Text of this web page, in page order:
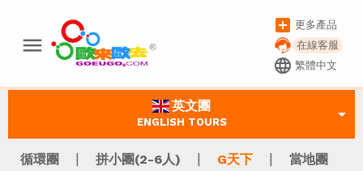
menu
add_box 更多產品
在線客服
language 繁體中文
英文團
ENGLISH TOURS arrow_drop_down
循環團 | 拼小團(2-6人) | G天下 | 當地團